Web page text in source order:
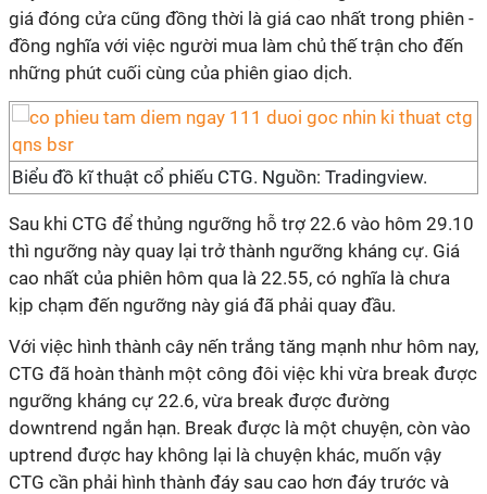
giá đóng cửa cũng đồng thời là giá cao nhất trong phiên -
đồng nghĩa với việc người mua làm chủ thế trận cho đến
những phút cuối cùng của phiên giao dịch.
Biểu đồ kĩ thuật cổ phiếu CTG. Nguồn: Tradingview.
Sau khi CTG để thủng ngưỡng hỗ trợ 22.6 vào hôm 29.10
thì ngưỡng này quay lại trở thành ngưỡng kháng cự. Giá
cao nhất của phiên hôm qua là 22.55, có nghĩa là chưa
kịp chạm đến ngưỡng này giá đã phải quay đầu.
Với việc hình thành cây nến trắng tăng mạnh như hôm nay,
CTG đã hoàn thành một công đôi việc khi vừa break được
ngưỡng kháng cự 22.6, vừa break được đường
downtrend ngắn hạn. Break được là một chuyện, còn vào
uptrend được hay không lại là chuyện khác, muốn vậy
CTG cần phải hình thành đáy sau cao hơn đáy trước và